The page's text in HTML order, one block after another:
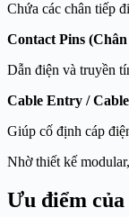
Chứa các chân tiếp
Contact Pins
Dẫn điện và truyền
Cable Entry /
Giúp cố định cáp
Nhờ thiết kế
Ưu điểm